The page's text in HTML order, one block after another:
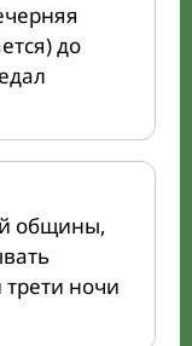
до
общины,
ночи